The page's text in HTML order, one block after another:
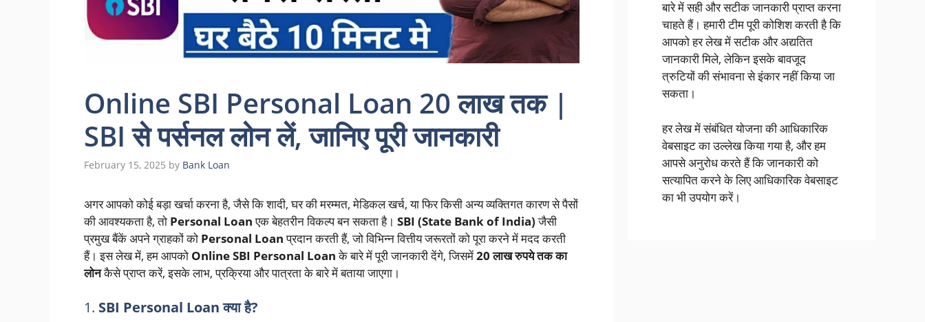
Online SBI Personal Loan 20 लाख तक |
SBI से पर्सनल लोन लें, जानिए पूरी जानकारी
February 15, 2025 by Bank Loan
अगर आपको कोई बड़ा खर्चा करना है, जैसे कि शादी, घर की मरम्मत, मेडिकल खर्च, या फिर किसी अन्य व्यक्तिगत कारण से पैसों
की आवश्यकता है, तो Personal Loanएक बेहतरीन विकल्प बन सकता है। SBI (State Bank of India)जैसी
प्रमुख बैंकें अपने ग्राहकों को Personal Loanप्रदान करती हैं, जो विभिन्न वित्तीय जरूरतों को पूरा करने में मदद करती
हैं। इस लेख में, हम आपको Online SBI Personal Loanके बारे में पूरी जानकारी देंगे, जिसमें20 लाख रुपये तक का
लोनकैसे प्राप्त करें, इसके लाभ, प्रक्रिया और पात्रता के बारे में बताया जाएगा।
1. SBI Personal Loan क्या है?
बारे में सही और सटीक जानकारी प्राप्त करना
चाहते हैं। हमारी टीम पूरी कोशिश करती है कि
आपको हर लेख में सटीक और अद्यतित
जानकारी मिले, लेकिन इसके बावजूद
त्रुटियों की संभावना से इंकार नहीं किया जा
सकता।
हर लेख में संबंधित योजना की आधिकारिक
वेबसाइट का उल्लेख किया गया है, और हम
आपसे अनुरोध करते हैं कि जानकारी को
सत्यापित करने के लिए आधिकारिक वेबसाइट
का भी उपयोग करें।